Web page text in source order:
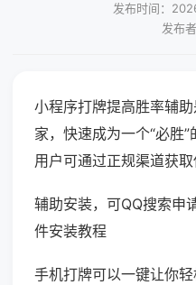
发布时间：
发布
小程序打牌提高胜率辅
家，快速成为一个“必胜
用户可通过正规渠道获取
辅助安装，可QQ搜索
件安装教程
手机打牌可以一键让你